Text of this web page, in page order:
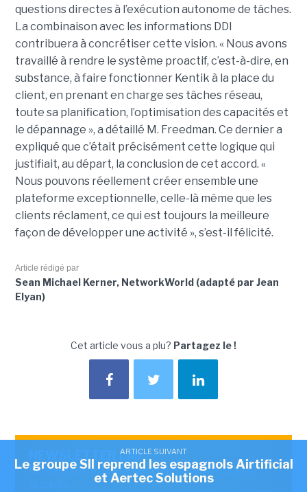
questions directes à l’exécution autonome de tâches.
La combinaison avec les informations DDI
contribuera à concrétiser cette vision. « Nous avons
travaillé à rendre le système proactif, c’est-à-dire, en
substance, à faire fonctionner Kentik à la place du
client, en prenant en charge ses tâches réseau,
toute sa planification, l’optimisation des capacités et
le dépannage », a détaillé M. Freedman. Ce dernier a
expliqué que c’était précisément cette logique qui
justifiait, au départ, la conclusion de cet accord. «
Nous pouvons réellement créer ensemble une
plateforme exceptionnelle, celle-là même que les
clients réclament, ce qui est toujours la meilleure
façon de développer une activité », s’est-il félicité.
Article rédigé par
Sean Michael Kerner, NetworkWorld (adapté par Jean
Elyan)
Cet article vous a plu? Partagez le !
NEWSLETTER LMI
Recevez notre newsletter comme plus de 50000
ARTICLE SUIVANT
Le groupe SII reprend les espagnols Airtificial
et Aertec Solutions